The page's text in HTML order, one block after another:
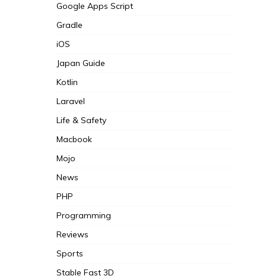
Google Apps Script
Gradle
iOS
Japan Guide
Kotlin
Laravel
Life & Safety
Macbook
Mojo
News
PHP
Programming
Reviews
Sports
Stable Fast 3D